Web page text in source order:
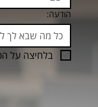
הודעה:
בלחיצה על